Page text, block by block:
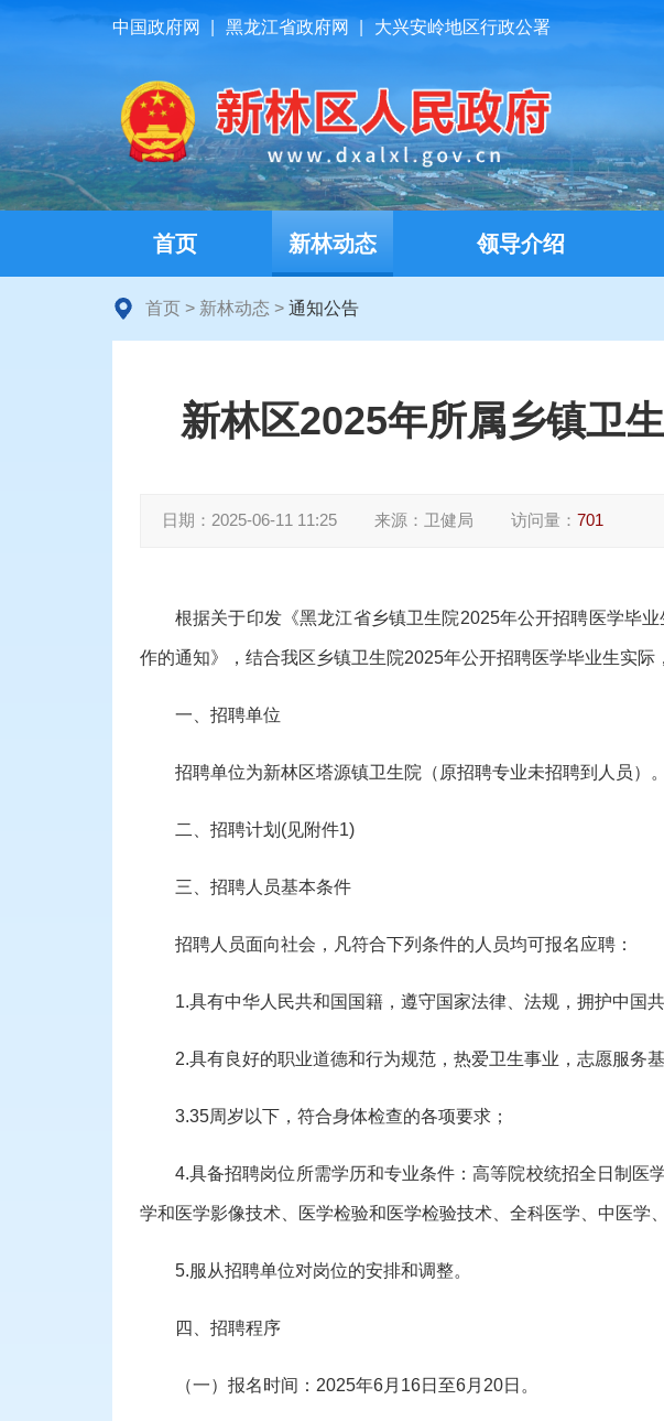
中国政府网 黑龙江省政府网 大兴安岭地区行政公署
首页 新林动态 领导介绍
首页 > 新林动态 > 通知公告
新林区2025年所属乡镇卫
日期： 2025-06-11 11:25 来源： 卫健局 访问量： 701
根据关于印发《黑龙江省乡镇卫生院2025年公开招聘医学毕业
作的通知》，结合我区乡镇卫生院2025年公开招聘医学毕业生实际
一、招聘单位
招聘单位为新林区塔源镇卫生院（原招聘专业未招聘到人员）。
二、招聘计划 (见附件1)
三、招聘人员基本条件
招聘人员面向社会，凡符合下列条件的人员均可报名应聘：
1.具有中华人民共和国国籍，遵守国家法律、法规，拥护中国共
2.具有良好的职业道德和行为规范，热爱卫生事业，志愿服务基
3.35周岁以下，符合身体检查的各项要求；
4.具备招聘岗位所需学历和专业条件：高等院校统招全日制
学和医学影像技术、医学检验和医学检验技术、全科医学、中医学
5.服从招聘单位对岗位的安排和调整。
四、招聘程序
（一）报名时间： 2025年6月 16日至6月 20日。